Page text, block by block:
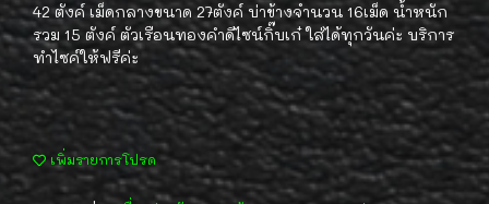
42 ตังค์ เม็ดกลางขนาด 27ตังค์ บ่าข้างจำนวน 16เม็ด น้ำหนัก
รวม 15 ตังค์ ตัวเรือนทองคำดีไซน์กิ๊บเก๋ ใส่ได้ทุกวันค่ะ บริการ
ทำไซค์ให้ฟรีค่ะ
เพิ่มรายการโปรด